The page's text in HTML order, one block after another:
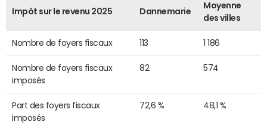
Impôt sur le revenu 2025 Dannemarie
Moyenne
des villes
Nombre de foyers fiscaux 113 1 186
Nombre de foyers fiscaux
imposés
82 574
Part des foyers fiscaux
imposés
72,6 % 48,1 %